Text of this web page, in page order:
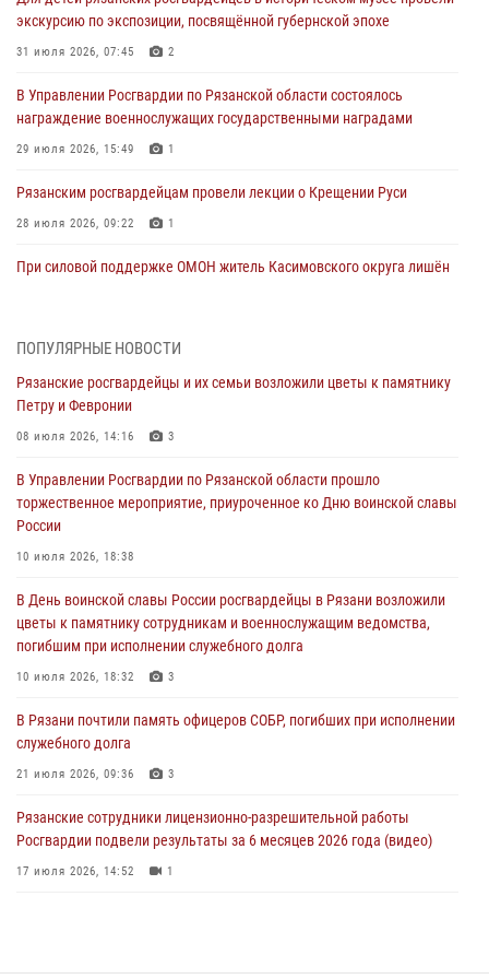
экскурсию по экспозиции, посвящённой губернской эпохе
31 июля 2026, 07:45 2
В Управлении Росгвардии по Рязанской области состоялось
награждение военнослужащих государственными наградами
29 июля 2026, 15:49 1
Рязанским росгвардейцам провели лекции о Крещении Руси
28 июля 2026, 09:22 1
При силовой поддержке ОМОН житель Касимовского округа лишён
27 июля 2026, 15:26
Офицер вневедомственной охраны в эфире «Радио России - Рязань»
рассказал о службе во вневедомственной охране
23 июля 2026, 09:02
В Рязани почтили память офицеров СОБР, погибших при исполнении
служебного долга
Росгвардии подвели результаты за 6 месяцев 2026 года (видео)
17 июля 2026, 14:52 1
Вневедомственная охрана подвела итоги деятельности
ПОПУЛЯРНЫЕ НОВОСТИ
Рязанские росгвардейцы и их семьи возложили цветы к памятнику
Петру и Февронии
08 июля 2026, 14:16 3
В Управлении Росгвардии по Рязанской области прошло
торжественное мероприятие, приуроченное ко Дню воинской славы
России
10 июля 2026, 18:38
В День воинской славы России росгвардейцы в Рязани возложили
цветы к памятнику сотрудникам и военнослужащим ведомства,
погибшим при исполнении служебного долга
10 июля 2026, 18:32 3
В Рязани почтили память офицеров СОБР, погибших при исполнении
служебного долга
21 июля 2026, 09:36 3
Рязанские сотрудники лицензионно-разрешительной работы
Росгвардии подвели результаты за 6 месяцев 2026 года (видео)
17 июля 2026, 14:52 1